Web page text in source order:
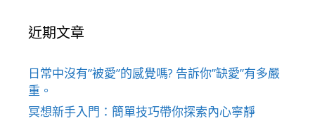
近期文章
日常中沒有”被愛”的感覺嗎? 告訴你”缺愛”有多嚴
重。
冥想新手入門：簡單技巧帶你探索內心寧靜